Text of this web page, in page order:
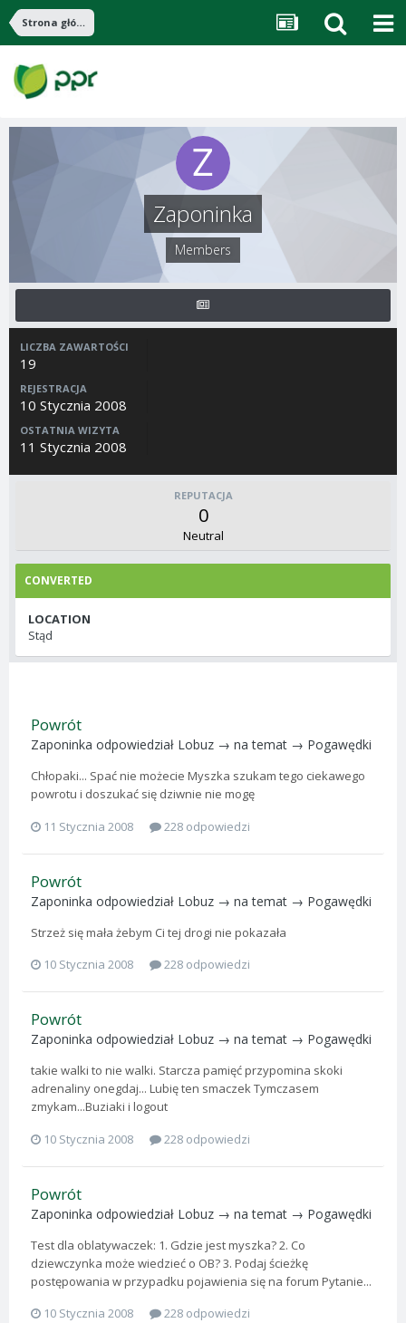
Strona główna
Zaponinka
Members
LICZBA ZAWARTOŚCI
19
REJESTRACJA
10 Stycznia 2008
OSTATNIA WIZYTA
11 Stycznia 2008
REPUTACJA
0
Neutral
CONVERTED
LOCATION
Stąd
Powrót
Zaponinka odpowiedział Lobuz → na temat → Pogawędki
Chłopaki... Spać nie możecie Myszka szukam tego ciekawego
powrotu i doszukać się dziwnie nie mogę
11 Stycznia 2008
228 odpowiedzi
Powrót
Zaponinka odpowiedział Lobuz → na temat → Pogawędki
Strzeż się mała żebym Ci tej drogi nie pokazała
10 Stycznia 2008
228 odpowiedzi
Powrót
Zaponinka odpowiedział Lobuz → na temat → Pogawędki
takie walki to nie walki. Starcza pamięć przypomina skoki
adrenaliny onegdaj... Lubię ten smaczek Tymczasem
zmykam...Buziaki i logout
10 Stycznia 2008
228 odpowiedzi
Powrót
Zaponinka odpowiedział Lobuz → na temat → Pogawędki
Test dla oblatywaczek: 1. Gdzie jest myszka? 2. Co
dziewczynka może wiedzieć o OB? 3. Podaj ścieżkę
postępowania w przypadku pojawienia się na forum Pytanie...
10 Stycznia 2008
228 odpowiedzi